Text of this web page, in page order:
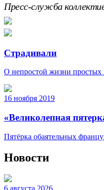
Пресс-служба
Страдивали
О непростой жизни простых
16 ноября 2019
«Великолепная
Пятёрка обаятельных
Новости
6 августа 2026